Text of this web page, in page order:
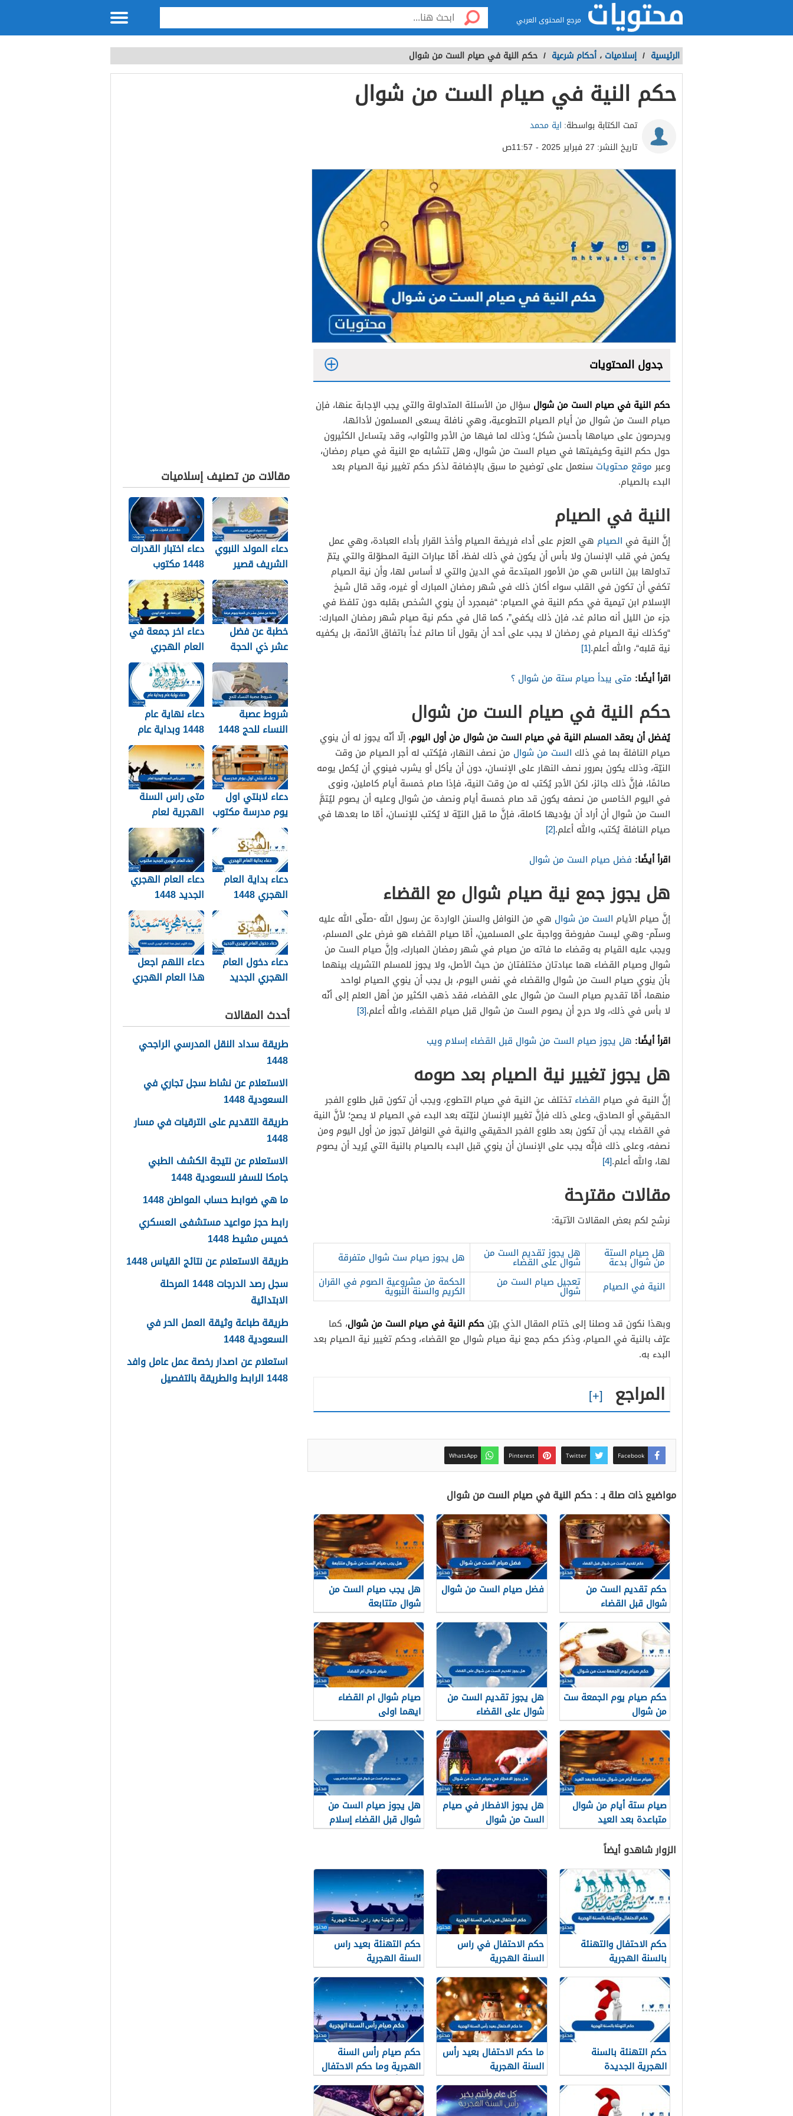
مرجع المحتوى العربي
الرئيسية / إسلاميات ، أحكام شرعية / حكم النية في صيام الست من شوال
حكم النية في صيام الست من شوال
تمت الكتابة بواسطة: اية محمد
تاريخ النشر: 27 فبراير 2025 - 11:57ص
جدول المحتويات
حكم النية في صيام الست من شوال سؤال من الأسئلة المتداولة والتي يجب الإجابة عنها، فإن
صيام الست من شوال من أيام الصيام التطوعية، وهي نافلة يسعى المسلمون لأدائها،
ويحرصون على صيامها بأحسن شكل؛ وذلك لما فيها من الأجر والثواب، وقد يتساءل الكثيرون
حول حكم النية وكيفيتها في صيام الست من شوال، وهل تتشابه مع النية في صيام رمضان،
وعبرموقع محتويات سنعمل على توضيح ما سبق بالإضافة لذكر حكم تغيير نية الصيام بعد
البدء بالصيام.
النية في الصيام
إنَّ النية في الصيام هي العزم على أداء فريضة الصيام وأخذ القرار بأداء العبادة، وهي عمل
يكمن في قلب الإنسان ولا بأس أن يكون في ذلك لفظ، أمّا عبارات النية المطوّلة والتي يتمّ
تداولها بين الناس هي من الأمور المبتدعة في الدين والتي لا أساس لها، وأن نية الصيام
تكفي أن تكون في القلب سواء أكان ذلك في شهر رمضان المبارك أو غيره، وقد قال شيخ
الإسلام ابن تيمية في حكم النية في الصيام: “فبمجرد أن ينوي الشخص بقلبه دون تلفظ في
جزء من الليل أنه صائم غد، فإن ذلك يكفي”، كما قال في حكم نية صيام شهر رمضان المبارك:
“وكذلك نية الصيام في رمضان لا يجب على أحد أن يقول أنا صائم غداً باتفاق الأئمة، بل يكفيه
نية قلبه“، والله أعلم.[1]
اقرأ أيضًا: متى يبدأ صيام ستة من شوال ؟
حكم النية في صيام الست من شوال
يُفضل أن يعقد المسلم النية في صيام الست من شوال من أول اليوم، إلّا أنّه يجوز له أن ينوي
صيام النافلة بما في ذلك الست من شوال من نصف النهار، فيُكتب له أجر الصيام من وقت
النيّة، وذلك يكون بمرور نصف النهار على الإنسان، دون أن يأكل أو يشرب فينوي أن يُكمل يومه
صائمًا، فإنَّ ذلك جائز، لكن الأجر يُكتب له من وقت النية، فإذا صام خمسة أيام كاملين، ونوى
في اليوم الخامس من نصفه يكون قد صام خمسة أيام ونصف من شوال وعليه أن يصوم ليُتمَّ
الست من شوال أن أراد أن يؤديها كاملة، فإنَّ ما قبل النيّة لا يُكتب للإنسان، أمّا ما بعدها في
صيام النافلة يُكتب، والله أعلم.[2]
اقرأ أيضًا: فضل صيام الست من شوال
هل يجوز جمع نية صيام شوال مع القضاء
إنَّ صيام الأيام الست من شوال هي من النوافل والسنن الواردة عن رسول الله -صلّى الله عليه
وسلّم- وهي ليست مفروضة وواجبة على المسلمين، أمّا صيام القضاء هو فرض على المسلم،
ويجب عليه القيام به وقضاء ما فاته من صيام في شهر رمضان المبارك، وإنَّ صيام الست من
شوال وصيام القضاء هما عبادتان مختلفتان من حيث الأصل، ولا يجوز للمسلم التشريك بينهما
بأن ينوي صيام الست من شوال والقضاء في نفس اليوم، بل يجب أن ينوي الصيام لواحد
منهما، أمّا تقديم صيام الست من شوال على القضاء، فقد ذهب الكثير من أهل العلم إلى أنّه
لا بأس في ذلك، ولا حرج أن يصوم الست من شوال قبل صيام القضاء، والله أعلم.[3]
اقرأ أيضًا: هل يجوز صيام الست من شوال قبل القضاء إسلام ويب
هل يجوز تغيير نية الصيام بعد صومه
إنَّ النية في صيام القضاء تختلف عن النية في صيام التطوع، ويجب أن تكون قبل طلوع الفجر
الحقيقي أو الصادق، وعلى ذلك فإنَّ تغيير الإنسان لنيّته بعد البدء في الصيام لا يصح؛ لأنَّ النية
في القضاء يجب أن تكون بعد طلوع الفجر الحقيقي والنية في النوافل تجوز من أول اليوم ومن
نصفه، وعلى ذلك فإنَّه يجب على الإنسان أن ينوي قبل البدء بالصيام بالنية التي يُريد أن يصوم
لها، والله أعلم.[4]
مقالات مقترحة
نرشح لكم بعض المقالات الآتية:
هل صيام الستة
من شوال بدعة
هل يجوز تقديم الست من
شوال على القضاء
هل يجوز صيام ست شوال متفرقة
النية في الصيام
تعجيل صيام الست من
شوال
الحكمة من مشروعية الصوم في القران
الكريم والسنة النبوية
وبهذا نكون قد وصلنا إلى ختام المقال الذي بيّن حكم النية في صيام الست من شوال، كما
عرّف بالنية في الصيام، وذكر حكم جمع نية صيام شوال مع القضاء، وحكم تغيير نية الصيام بعد
البدء به.
المراجع
Facebook
Twitter
Pinterest
WhatsApp
مواضيع ذات صلة بـ : حكم النية في صيام الست من شوال
حكم تقديم الست من
شوال قبل القضاء
فضل صيام الست من شوال
هل يجب صيام الست من
شوال متتابعة
حكم صيام يوم الجمعة ست
من شوال
هل يجوز تقديم الست من
شوال على القضاء
صيام شوال ام القضاء
ايهما اولى
صيام ستة أيام من شوال
متباعدة بعد العيد
هل يجوز الافطار في صيام
الست من شوال
هل يجوز صيام الست من
شوال قبل القضاء إسلام
ويب
الزوار شاهدو أيضاً
حكم الاحتفال والتهنئة
بالسنة الهجرية
حكم الاحتفال في راس
السنة الهجرية
حكم التهنئة بعيد راس
السنة الهجرية
حكم التهنئة بالسنة
الهجرية الجديدة
ما حكم الاحتفال بعيد رأس
السنة الهجرية
حكم صيام رأس السنة
الهجرية وما حكم الاحتفال
بعيد رأس السنه الهجريه
مقالات من تصنيف إسلاميات
دعاء المولد النبوي
الشريف قصير
2026 مكتوب
دعاء اختبار القدرات
1448 مكتوب
خطبة عن فضل
عشر ذي الحجة
ويوم عرفة 1448 /
2026
دعاء اخر جمعة في
العام الهجري
1447 ودخول العام
الجديد 1448
شروط عصبة
النساء للحج 1448
دعاء نهاية عام
1448 وبداية عام
1449
دعاء لابنتي اول
يوم مدرسة مكتوب
وبالصور 2026
متى راس السنة
الهجرية لعام
2026
دعاء بداية العام
الهجري 1448
مكتوب وبالصور
2026
دعاء العام الهجري
الجديد 1448
مكتوب
دعاء دخول العام
الهجري الجديد
دعاء اللهم اجعل
هذا العام الهجري
أحدث المقالات
طريقة سداد النقل المدرسي الراجحي
1448
الاستعلام عن نشاط سجل تجاري في
السعودية 1448
طريقة التقديم على الترقيات في مسار
1448
الاستعلام عن نتيجة الكشف الطبي
جامكا للسفر للسعودية 1448
ما هي ضوابط حساب المواطن 1448
رابط حجز مواعيد مستشفى العسكري
خميس مشيط 1448
طريقة الاستعلام عن نتائج القياس 1448
سجل رصد الدرجات 1448 المرحلة
الابتدائية
طريقة طباعة وثيقة العمل الحر في
السعودية 1448
استعلام عن اصدار رخصة عمل عامل وافد
1448 الرابط والطريقة بالتفصيل